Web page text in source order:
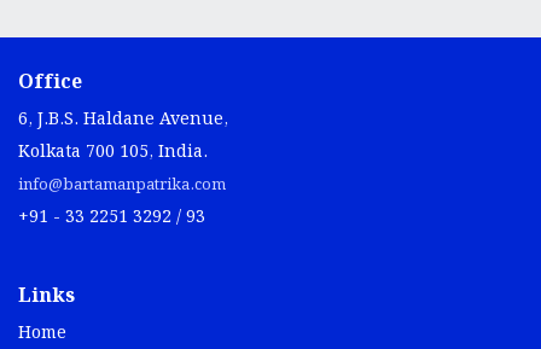
Office
6, J.B.S. Haldane Avenue,
Kolkata 700 105, India.
info@bartamanpatrika.com
+91 - 33 2251 3292 / 93
Links
Home